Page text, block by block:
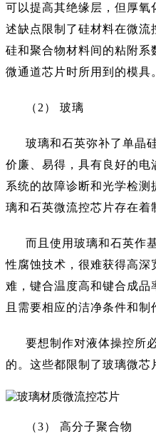
可以提高其绝缘层，但厚氧
述缺点限制了硅材料在微
硅和聚合物材料间的粘附系
微通道芯片时所用到的模具
（ 2） 玻璃
玻璃和石英弥补了单晶
价廉、易得，具有良好的电
系统的故障诊断和光学检测
璃和石英微流控芯片存在着
而且使用玻璃和石英作
性腐蚀技术，很难获得高深
难，键合温度高和键合成品
且需要相应的洁净条件和制
要想制作对液体操控所
的。这些都限制了玻璃微芯
（3） 高分子聚合物